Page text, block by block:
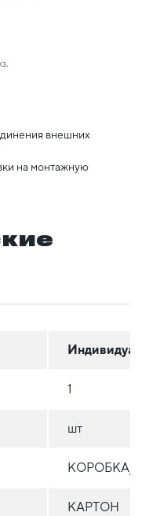
внешних
на монтажную
1
шт
КОРОБКА/
КАРТОН